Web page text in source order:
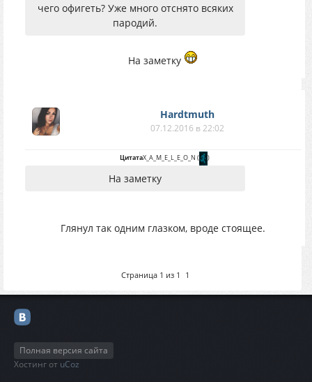
чего офигеть? Уже много отснято всяких
пародий.
На заметку
Hardtmuth
07.12.2016 в 22:02
ЦитатаX_A_M_E_L_E_O_N ( )
На заметку
Глянул так одним глазком, вроде стоящее.
Страница 1 из 1 1
Полная версия сайта
Хостинг от uCoz